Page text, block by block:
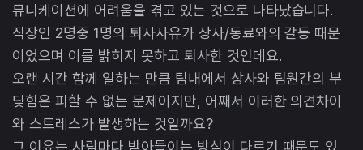
뮤니케이션에 어려움을 겪고 있는 것으로 나타났습니다.
직장인 2명중 1명의 퇴사사유가 상사/동료와의 갈등 때문
이었으며 이를 밝히지 못하고 퇴사한 것인데요.
오랜 시간 함께 일하는 만큼 팀내에서 상사와 팀원간의 부
딪힘은 피할 수 없는 문제이지만, 어째서 이러한 의견차이
와 스트레스가 발생하는 것일까요?
그 이유는 사람마다 받아들이는 방식이 다르기 때문도 있